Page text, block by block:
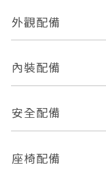
外觀配備
電動天窗
後視鏡方向指示燈
內裝配備
多功能方向盤
恆溫空調
安全配備
前座正面氣囊
座椅配備